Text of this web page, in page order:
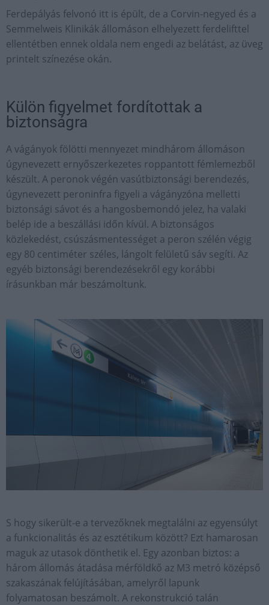
Ferdepályás felvonó itt is épült, de a Corvin-negyed és a
Semmelweis Klinikák állomáson elhelyezett ferdelifttel
ellentétben ennek oldala nem engedi az belátást, az üveg
printelt színezése okán.
Külön figyelmet fordítottak a
biztonságra
A vágányok fölötti mennyezet mindhárom állomáson
úgynevezett ernyőszerkezetes roppantott fémlemezből
készült. A peronok végén vasútbiztonsági berendezés,
úgynevezett peroninfra figyeli a vágányzóna melletti
biztonsági sávot és a hangosbemondó jelez, ha valaki
belép ide a beszállási időn kívül. A biztonságos
közlekedést, csúszásmentességet a peron szélén végig
egy 80 centiméter széles, lángolt felületű sáv segíti. Az
egyéb biztonsági berendezésekről egy korábbi
írásunkban már beszámoltunk.
S hogy sikerült-e a tervezőknek megtalálni az egyensúlyt
a funkcionalitás és az esztétikum között? Ezt hamarosan
maguk az utasok dönthetik el. Egy azonban biztos: a
három állomás átadása mérföldkő az M3 metró középső
szakaszának felújításában, amelyről lapunk
folyamatosan beszámolt. A rekonstrukció talán